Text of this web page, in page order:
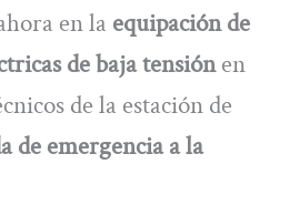
en la equipación de
de baja tensiónen
de la estación de
de emergencia a la